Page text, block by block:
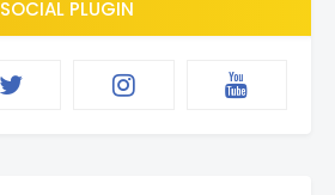
SOCIAL PLUGIN